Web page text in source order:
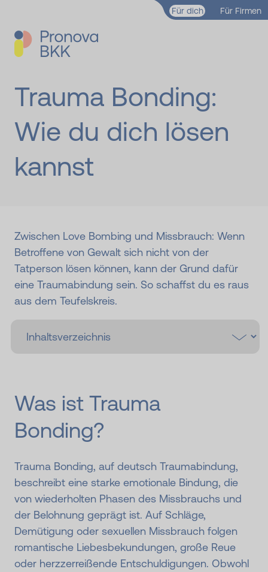
Zum Hauptinhalt springen
Für dich Für Firmen
Trauma Bonding:
Wie du dich lösen
kannst
Zwischen Love Bombing und Missbrauch: Wenn
Betroffene von Gewalt sich nicht von der
Tatperson lösen können, kann der Grund dafür
eine Traumabindung sein. So schaffst du es raus
aus dem Teufelskreis.
Was ist Trauma
Bonding?
Trauma Bonding, auf deutsch Traumabindung,
beschreibt eine starke emotionale Bindung, die
von wiederholten Phasen des Missbrauchs und
der Belohnung geprägt ist. Auf Schläge,
Demütigung oder sexuellen Missbrauch folgen
romantische Liebesbekundungen, große Reue
oder herzzerreißende Entschuldigungen. Obwohl